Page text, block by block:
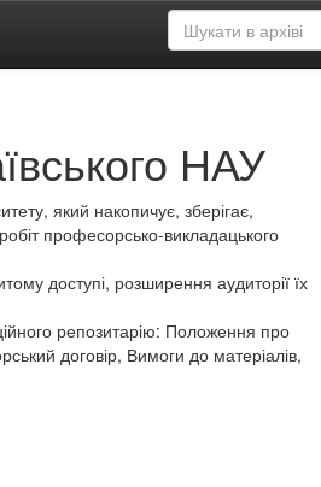
НАУ
який накопичує, зберігає,
професорсько-викладацького
доступі, розширення аудиторії їх
репозитарію: Положення про
договір, Вимоги до матеріалів,